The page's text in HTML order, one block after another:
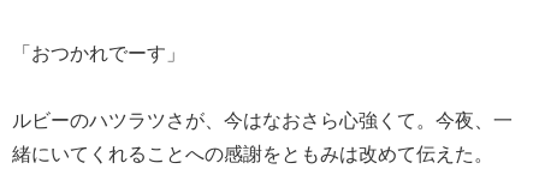
「おつかれでーす」
ルビーのハツラツさが、今はなおさら心強くて。今夜、一
緒にいてくれることへの感謝をともみは改めて伝えた。